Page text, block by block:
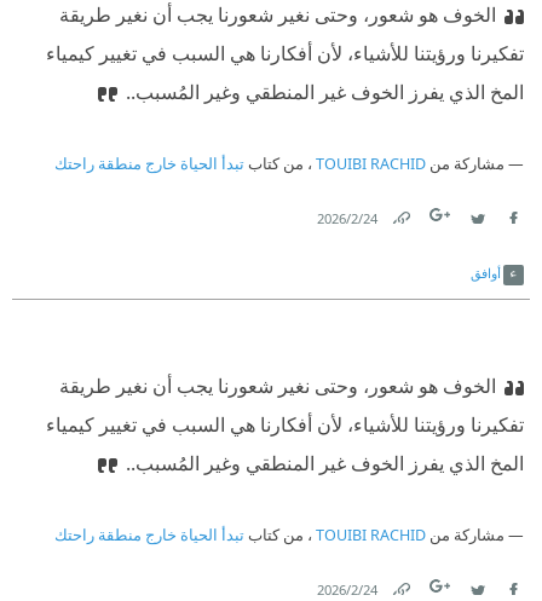
الخوف هو شعور، وحتى نغير شعورنا يجب أن نغير طريقة
تفكيرنا ورؤيتنا للأشياء، لأن أفكارنا هي السبب في تغيير كيمياء
المخ الذي يفرز الخوف غير المنطقي وغير المُسبب..
مشاركة من TOUIBI RACHID ، من كتابتبدأ الحياة خارج منطقة راحتك
24‏/2‏/2026
أوافق
الخوف هو شعور، وحتى نغير شعورنا يجب أن نغير طريقة
تفكيرنا ورؤيتنا للأشياء، لأن أفكارنا هي السبب في تغيير كيمياء
المخ الذي يفرز الخوف غير المنطقي وغير المُسبب..
مشاركة من TOUIBI RACHID ، من كتابتبدأ الحياة خارج منطقة راحتك
24‏/2‏/2026